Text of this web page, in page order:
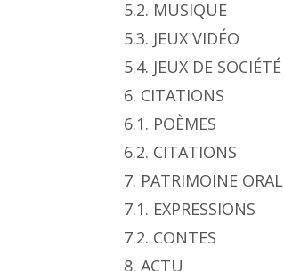
5.2. MUSIQUE
5.3. JEUX VIDÉO
5.4. JEUX DE SOCIÉTÉ
6. CITATIONS
6.1. POÈMES
6.2. CITATIONS
7. PATRIMOINE ORAL
7.1. EXPRESSIONS
7.2. CONTES
8. ACTU